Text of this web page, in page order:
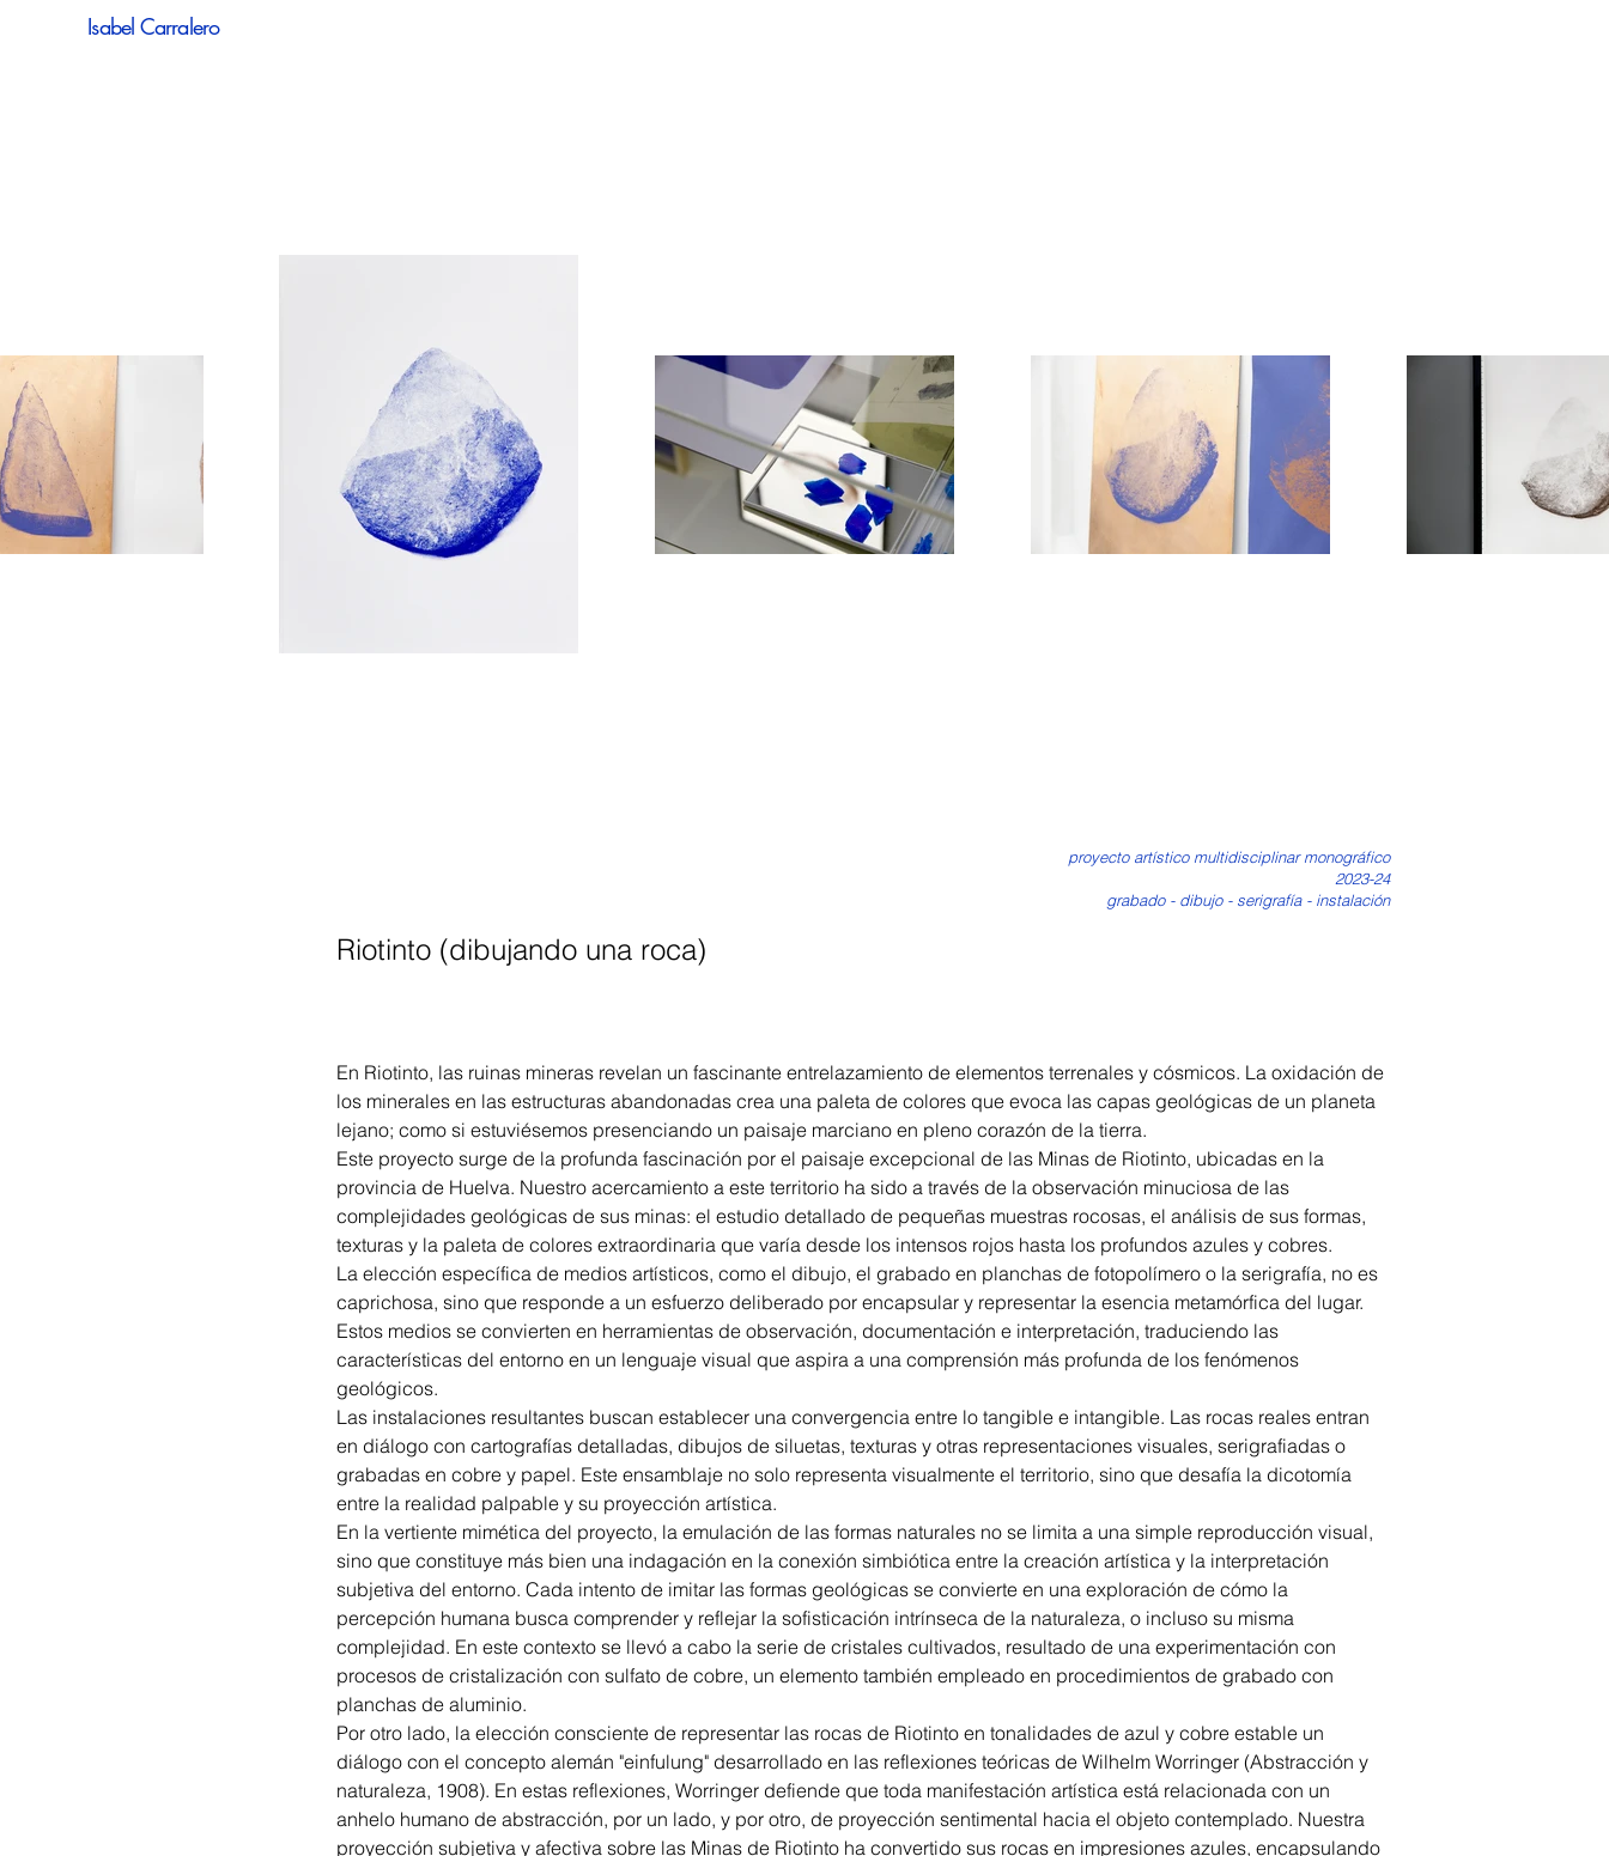
Isabel Carralero
proyecto artístico multidisciplinar monográfico
2023-24
grabado - dibujo - serigrafía - instalación
Riotinto (dibujando una roca)
En Riotinto, las ruinas mineras revelan un fascinante entrelazamiento de elementos terrenales y cósmicos. La oxidación de
los minerales en las estructuras abandonadas crea una paleta de colores que evoca las capas geológicas de un planeta
lejano; como si estuviésemos presenciando un paisaje marciano en pleno corazón de la tierra.
Este proyecto surge de la profunda fascinación por el paisaje excepcional de las Minas de Riotinto, ubicadas en la
provincia de Huelva. Nuestro acercamiento a este territorio ha sido a través de la observación minuciosa de las
complejidades geológicas de sus minas: el estudio detallado de pequeñas muestras rocosas, el análisis de sus formas,
texturas y la paleta de colores extraordinaria que varía desde los intensos rojos hasta los profundos azules y cobres.
La elección específica de medios artísticos, como el dibujo, el grabado en planchas de fotopolímero o la serigrafía, no es
caprichosa, sino que responde a un esfuerzo deliberado por encapsular y representar la esencia metamórfica del lugar.
Estos medios se convierten en herramientas de observación, documentación e interpretación, traduciendo las
características del entorno en un lenguaje visual que aspira a una comprensión más profunda de los fenómenos
geológicos.
Las instalaciones resultantes buscan establecer una convergencia entre lo tangible e intangible. Las rocas reales entran
en diálogo con cartografías detalladas, dibujos de siluetas, texturas y otras representaciones visuales, serigrafiadas o
grabadas en cobre y papel. Este ensamblaje no solo representa visualmente el territorio, sino que desafía la dicotomía
entre la realidad palpable y su proyección artística.
En la vertiente mimética del proyecto, la emulación de las formas naturales no se limita a una simple reproducción visual,
sino que constituye más bien una indagación en la conexión simbiótica entre la creación artística y la interpretación
subjetiva del entorno. Cada intento de imitar las formas geológicas se convierte en una exploración de cómo la
percepción humana busca comprender y reflejar la sofisticación intrínseca de la naturaleza, o incluso su misma
complejidad. En este contexto se llevó a cabo la serie de cristales cultivados, resultado de una experimentación con
procesos de cristalización con sulfato de cobre, un elemento también empleado en procedimientos de grabado con
planchas de aluminio.
Por otro lado, la elección consciente de representar las rocas de Riotinto en tonalidades de azul y cobre estable un
diálogo con el concepto alemán "einfulung" desarrollado en las reflexiones teóricas de Wilhelm Worringer (Abstracción y
naturaleza, 1908). En estas reflexiones, Worringer defiende que toda manifestación artística está relacionada con un
anhelo humano de abstracción, por un lado, y por otro, de proyección sentimental hacia el objeto contemplado. Nuestra
proyección subjetiva y afectiva sobre las Minas de Riotinto ha convertido sus rocas en impresiones azules, encapsulando